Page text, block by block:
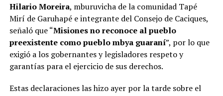
Hilario Moreira, mburuvicha de la comunidad Tapé
Mirí de Garuhapé e integrante del Consejo de Caciques,
señaló que “Misiones no reconoce al pueblo
preexistente como pueblo mbya guaraní”, por lo que
exigió a los gobernantes y legisladores respeto y
garantías para el ejercicio de sus derechos.
Estas declaraciones las hizo ayer por la tarde sobre el